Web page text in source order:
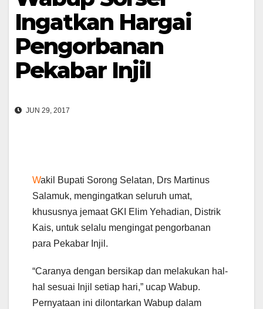
Ingatkan Hargai
Pengorbanan
Pekabar Injil
JUN 29, 2017
Wakil Bupati Sorong Selatan, Drs Martinus
Salamuk, mengingatkan seluruh umat,
khususnya jemaat GKI Elim Yehadian, Distrik
Kais, untuk selalu mengingat pengorbanan
para Pekabar Injil.
“Caranya dengan bersikap dan melakukan hal-
hal sesuai Injil setiap hari,” ucap Wabup.
Pernyataan ini dilontarkan Wabup dalam